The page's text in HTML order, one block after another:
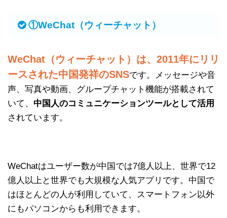
①WeChat（ウィーチャット）
WeChat（ウィーチャット）は、2011年にリリ
ースされた中国発祥のSNSです。メッセージや音
声、写真や動画、グループチャット機能が搭載されて
いて、 中国人のコミュニケーションツールとして活用
されています。
WeChatはユーザー数が中国では7億人以上、世界で12
億人以上と世界でも大規模な人気アプリです。中国で
はほとんどの人が利用していて、スマートフォン以外
にもパソコンからも利用できます。